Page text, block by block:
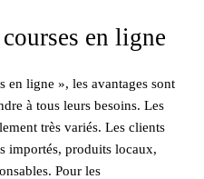
en ligne
en ligne », les avantages sont
à tous leurs besoins. Les
très variés. Les clients
importés, produits locaux,
Pour les